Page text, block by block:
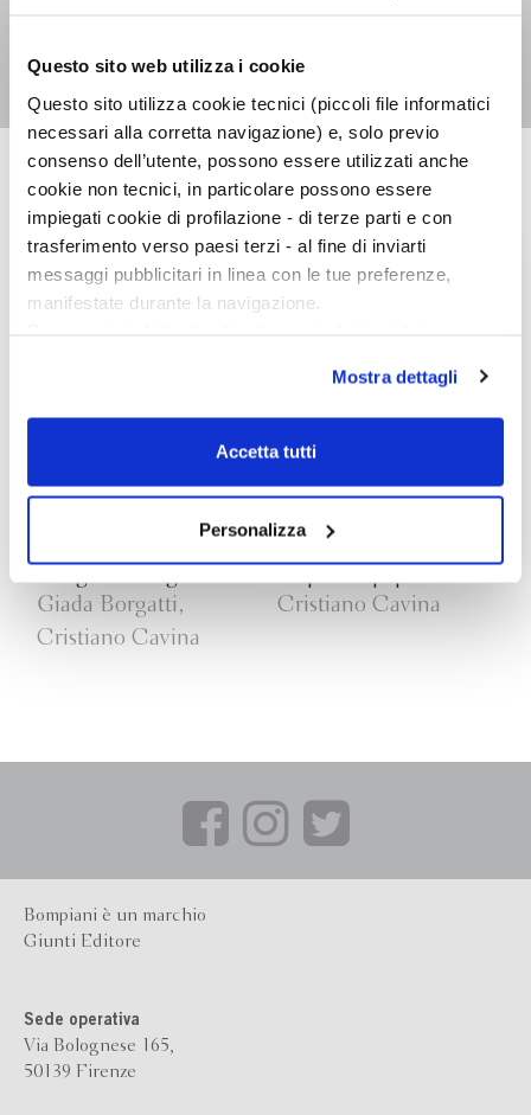
Questo sito web utilizza i cookie
Questo sito utilizza cookie tecnici (piccoli file informatici
necessari alla corretta navigazione) e, solo previo
consenso dell’utente, possono essere utilizzati anche
cookie non tecnici, in particolare possono essere
impiegati cookie di profilazione - di terze parti e con
trasferimento verso paesi terzi - al fine di inviarti
messaggi pubblicitari in linea con le tue preferenze,
manifestate durante la navigazione.
scelte privacy sui cookie, ti invitiamo a prendere visione
dell’informativa cookie.
Chiudendo il banner tramite la “X” prosegui la
dei soli cookie tecnici. Selezionando “Accetta tutti” presti
il tuo consenso alla profilazione che potrai revocare in
ogni momentoRevoca
Mostra dettagli
Accetta tutti
Personalizza
Cristiano Cavina
NARRATORI ITALIANI
Giada Borgatti,
Cristiano Cavina
Cristiano Cavina
Bompiani è un marchio
Giunti Editore
Sede operativa
Via Bolognese 165,
50139 Firenze